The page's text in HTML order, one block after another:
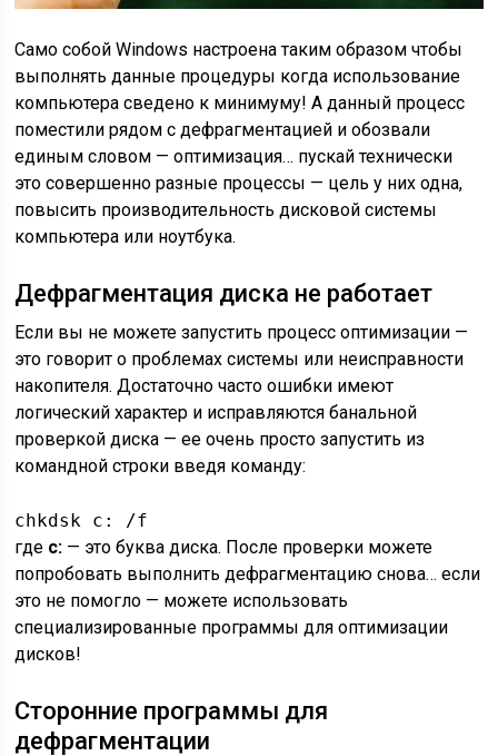
Само собой Windows настроена таким образом чтобы
выполнять данные процедуры когда использование
компьютера сведено к минимуму! А данный процесс
поместили рядом с дефрагментацией и обозвали
единым словом — оптимизация… пускай технически
это совершенно разные процессы — цель у них одна,
повысить производительность дисковой системы
компьютера или ноутбука.
Дефрагментация диска не работает
Если вы не можете запустить процесс оптимизации —
это говорит о проблемах системы или неисправности
накопителя. Достаточно часто ошибки имеют
логический характер и исправляются банальной
проверкой диска — ее очень просто запустить из
командной строки введя команду:
chkdsk c: /f
где c: — это буква диска. После проверки можете
попробовать выполнить дефрагментацию снова… если
это не помогло — можете использовать
специализированные программы для оптимизации
дисков!
Сторонние программы для
дефрагментации